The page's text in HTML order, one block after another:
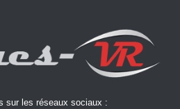
sur les réseaux sociaux :